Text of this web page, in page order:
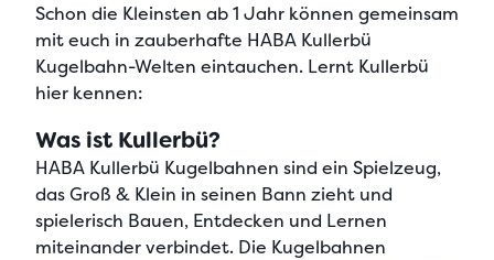
Schon die Kleinsten ab 1 Jahr können gemeinsam
mit euch in zauberhafte HABA Kullerbü
Kugelbahn-Welten eintauchen. Lernt Kullerbü
hier kennen:
Was ist Kullerbü?
HABA Kullerbü Kugelbahnen sind ein Spielzeug,
das Groß & Klein in seinen Bann zieht und
spielerisch Bauen, Entdecken und Lernen
miteinander verbindet. Die Kugelbahnen